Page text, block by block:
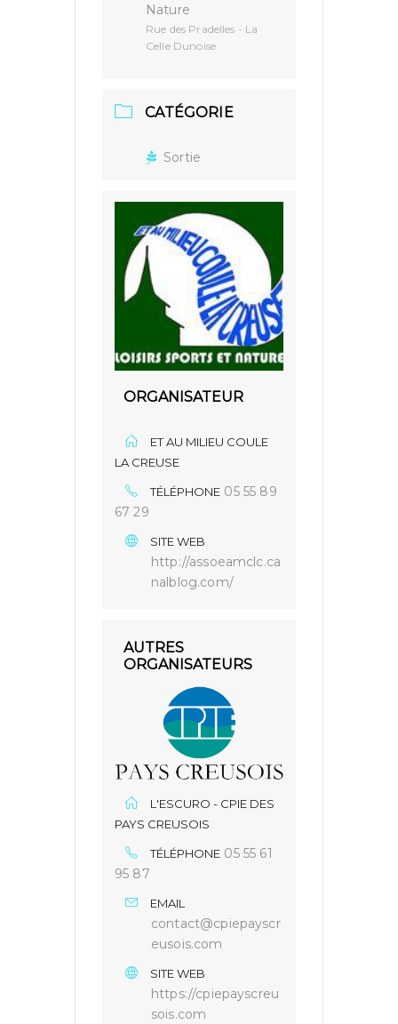
Nature
Rue des Pradelles - La
Celle Dunoise
CATÉGORIE
Sortie
ORGANISATEUR
ET AU MILIEU COULE
LA CREUSE
TÉLÉPHONE 05 55 89
67 29
SITE WEB
http://assoeamclc.ca
nalblog.com/
AUTRES
ORGANISATEURS
L'ESCURO - CPIE DES
PAYS CREUSOIS
TÉLÉPHONE 05 55 61
95 87
EMAIL
contact@cpiepayscr
eusois.com
SITE WEB
https://cpiepayscreu
sois.com